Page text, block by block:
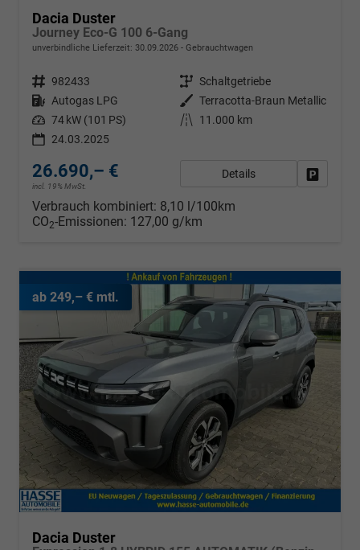
Dacia Duster
Journey Eco-G 100 6-Gang
unverbindliche Lieferzeit: 30.09.2026 Gebrauchtwagen
Fahrzeugnr. 982433 Getriebe Schaltgetriebe
Kraftstoff Autogas LPG Außenfarbe Terracotta-Braun Metallic
Leistung 74 kW (101 PS) Kilometerstand
11.000 km
24.03.2025
26.690,– €
incl. 19% MwSt.
Details
Verbrauch kombiniert: 8,10 l/100km
CO2-Emissionen: 127,00 g/km
ab 249,– € mtl.
Dacia Duster